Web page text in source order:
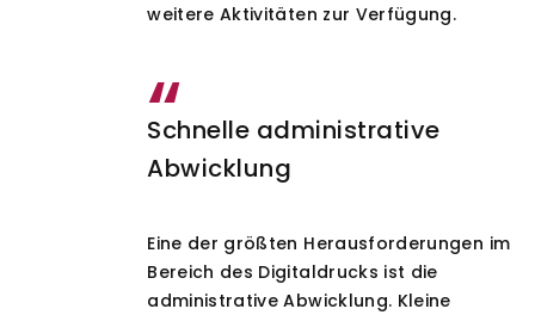
weitere Aktivitäten zur Verfügung.
Schnelle administrative
Abwicklung
Eine der größten Herausforderungen im
Bereich des Digitaldrucks ist die
administrative Abwicklung. Kleine